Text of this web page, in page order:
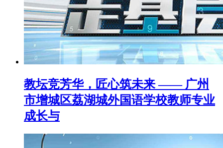
教坛竞芳华，匠心筑未来 —— 广州
市增城区荔湖城外国语学校教师专业
成长与